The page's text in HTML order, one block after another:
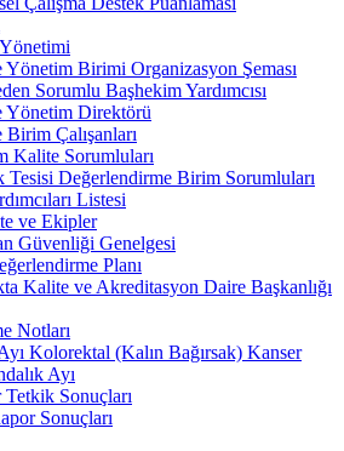
Yönetim Birimi Organizasyon Şeması
Sorumlu Başhekim Yardımcısı
Yönetim Direktörü
Çalışanları
Kalite Sorumluları
Tesisi Değerlendirme Birim Sorumluları
Listesi
ve Ekipler
Güvenliği Genelgesi
Planı
Kalite ve Akreditasyon Daire Başkanlığı
Notları
Kolorektal (Kalın Bağırsak) Kanser
Ayı
Sonuçları
Sonuçları